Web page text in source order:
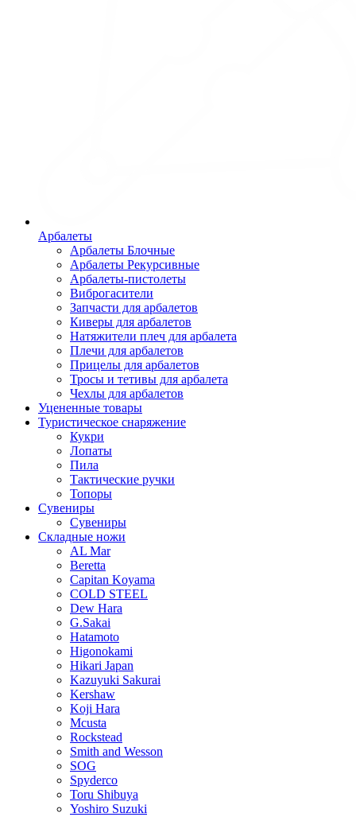
Арбалеты
Арбалеты Блочные
Арбалеты Рекурсивные
Арбалеты-пистолеты
Виброгасители
Запчасти для арбалетов
Киверы для арбалетов
Натяжители плеч для арбалета
Плечи для арбалетов
Прицелы для арбалетов
Тросы и тетивы для арбалета
Чехлы для арбалетов
Уцененные товары
Туристическое снаряжение
Кукри
Лопаты
Пила
Тактические ручки
Топоры
Сувениры
Сувениры
Складные ножи
AL Mar
Beretta
Capitan Koyama
COLD STEEL
Dew Hara
G.Sakai
Hatamoto
Higonokami
Hikari Japan
Kazuyuki Sakurai
Kershaw
Koji Hara
Mcusta
Rockstead
Smith and Wesson
SOG
Spyderco
Toru Shibuya
Yoshiro Suzuki